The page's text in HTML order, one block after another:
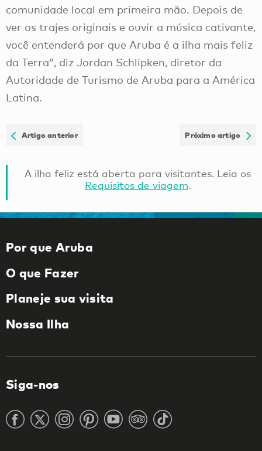
comunidade local em primeira mão. Depois de
ver os trajes originais e ouvir a música cativante,
você entenderá por que Aruba é a ilha mais feliz
da Terra”, diz Jordan Schlipken, diretor da
Autoridade de Turismo de Aruba para a América
Latina.
Artigo anterior Próximo artigo
A ilha feliz está aberta para visitantes. Leia os
Requisitos de viagem.
Por que Aruba
O que Fazer
Planeje sua visita
Nossa Ilha
Siga-nos